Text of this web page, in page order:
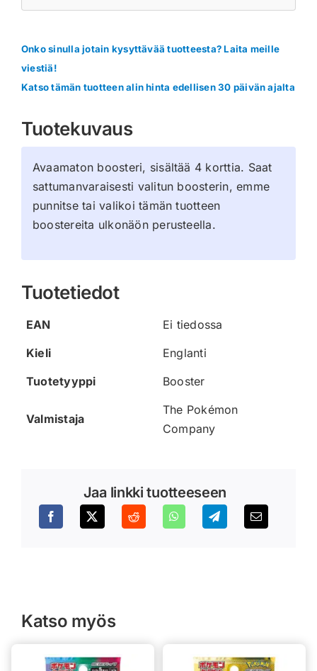
Onko sinulla jotain kysyttävää tuotteesta? Laita meille
viestiä!
Katso tämän tuotteen alin hinta edellisen 30 päivän ajalta
Tuotekuvaus
Avaamaton boosteri, sisältää 4 korttia. Saat
sattumanvaraisesti valitun boosterin, emme
punnitse tai valikoi tämän tuotteen
boostereita ulkonäön perusteella.
Tuotetiedot
EAN
Ei tiedossa
Kieli
Englanti
Tuotetyyppi
Booster
Valmistaja
The Pokémon
Company
Jaa linkki tuotteeseen
Katso myös